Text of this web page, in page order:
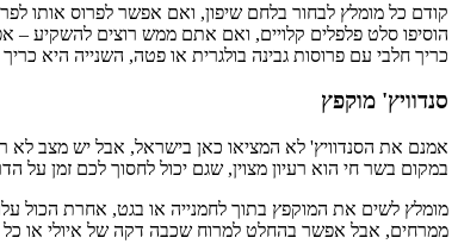
קודם כל מומלץ לבחור בלחם שיפון, ואם אפשר לפרוס אותו
הוסיפו סלט פלפלים קלויים, ואם אתם ממש רוצים להשקיע –
כריך חלבי עם פרוסות גבינה בולגרית או פטה, השנייה היא
סנדוויץ' מוקפץ
אמנם את הסנדוויץ' לא המציאו כאן בישראל, אבל יש מצב לא
במקום בשר חי הוא רעיון מצוין, שגם יכול לחסוך לכם זמן על
מומלץ לשים את המוקפץ בתוך לחמנייה או בגט, אחרת הכול
ממרחים, אבל אפשר בהחלט למרוח שכבה דקה של איולי או